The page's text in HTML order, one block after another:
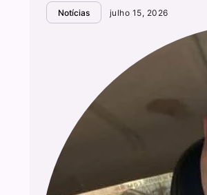
Notícias julho 15, 2026